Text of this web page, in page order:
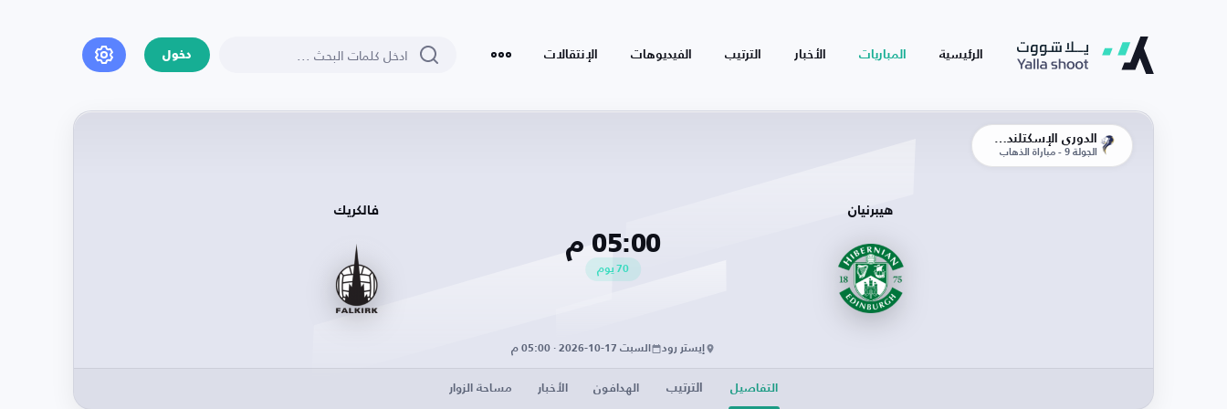
الرئيسية المباريات الأخبار الترتيب الفيديوهات الإنتقالات دخول
الجولة 9 - مباراة الذهاب
هيبرنيان
05:00 م
70 يوم
فالكريك
إيستر رود السبت 17-10-2026 · 05:00 م
التفاصيل الترتيب الهدافون الأخبار مساحة الزوار